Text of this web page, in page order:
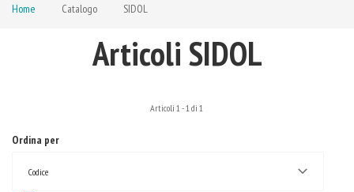
Home Catalogo SIDOL
Articoli SIDOL
Ordina per
Codice
Articoli 1 -1 di 1